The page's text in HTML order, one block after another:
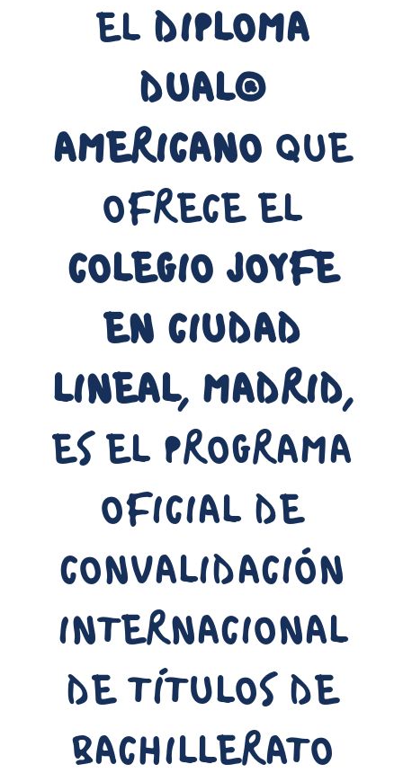
ELDIPLOMA
DUAL®
AMERICANOQUE
OFRECE EL
COLEGIO JOYFE
EN CIUDAD
LINEAL, MADRID,
ES EL PROGRAMA
OFICIAL DE
CONVALIDACIÓN
INTERNACIONAL
DE TÍTULOS DE
BACHILLERATO